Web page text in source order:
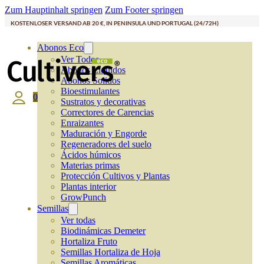
Zum Hauptinhalt springen Zum Footer springen
KOSTENLOSER VERSAND AB 20 €, IN PENINSULA UND PORTUGAL (24/72H)
Abonos Eco
Ver Todos
Abonos Líquidos
Abonos Solidos
Bioestimulantes
Sustratos y decorativas
Correctores de Carencias
Enraizantes
Maduración y Engorde
Regeneradores del suelo
Ácidos húmicos
Materias primas
Protección Cultivos y Plantas
Plantas interior
GrowPunch
Semillas
Ver todas
Biodinámicas Demeter
Hortaliza Fruto
Semillas Hortaliza de Hoja
0